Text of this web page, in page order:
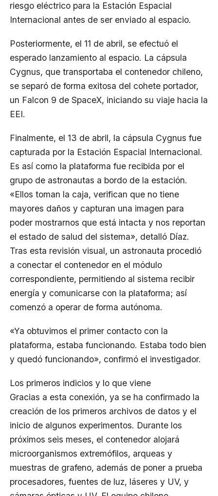
riesgo eléctrico para la Estación Espacial
Internacional antes de ser enviado al espacio.
Posteriormente, el 11 de abril, se efectuó el
esperado lanzamiento al espacio. La cápsula
Cygnus, que transportaba el contenedor chileno,
se separó de forma exitosa del cohete portador,
un Falcon 9 de SpaceX, iniciando su viaje hacia la
EEI.
Finalmente, el 13 de abril, la cápsula Cygnus fue
capturada por la Estación Espacial Internacional.
Es así como la plataforma fue recibida por el
grupo de astronautas a bordo de la estación.
«Ellos toman la caja, verifican que no tiene
mayores daños y capturan una imagen para
poder mostrarnos que está intacta y nos reportan
el estado de salud del sistema», detalló Díaz.
Tras esta revisión visual, un astronauta procedió
a conectar el contenedor en el módulo
correspondiente, permitiendo al sistema recibir
energía y comunicarse con la plataforma; así
comenzó a operar de forma autónoma.
«Ya obtuvimos el primer contacto con la
plataforma, estaba funcionando. Estaba todo bien
y quedó funcionando», confirmó el investigador.
Los primeros indicios y lo que viene
Gracias a esta conexión, ya se ha confirmado la
creación de los primeros archivos de datos y el
inicio de algunos experimentos. Durante los
próximos seis meses, el contenedor alojará
microorganismos extremófilos, arqueas y
muestras de grafeno, además de poner a prueba
procesadores, fuentes de luz, láseres y UV, y